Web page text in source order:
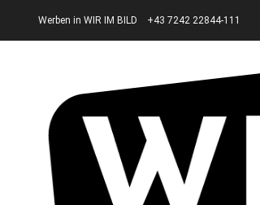
Werben in WIR IM BILD +43 7242 22844-111